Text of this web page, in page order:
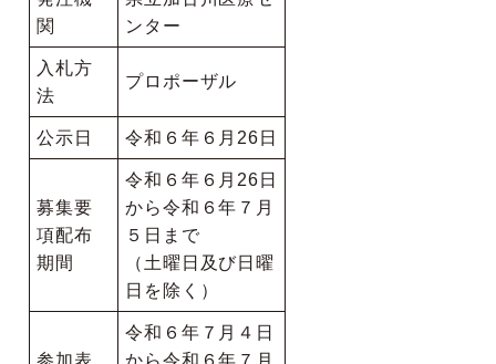
関
ンター
入札方
法
プロポーザル
公示日 令和６年６月26日
募集要
項配布
期間
令和６年６月26日
から令和６年７月
５日まで
（土曜日及び日曜
日を除く）
令和６年７月４日